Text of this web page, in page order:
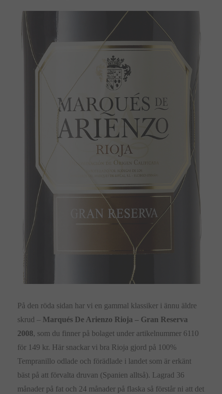
På den röda sidan har vi en gammal klassiker i ännu äldre
skrud – Marqués De Arienzo Rioja – Gran Reserva
2008, som du finner på bolaget under artikelnummer 6110
för 149 kr. Här snackar vi bra Rioja gjord på 100%
Tempranillo odlade och förädlade i landet som är erkänt
bäst på att förvalta druvan (Spanien alltså). Lagrad 36
månader på fat och 24 månader på flaska så förstår ni att det